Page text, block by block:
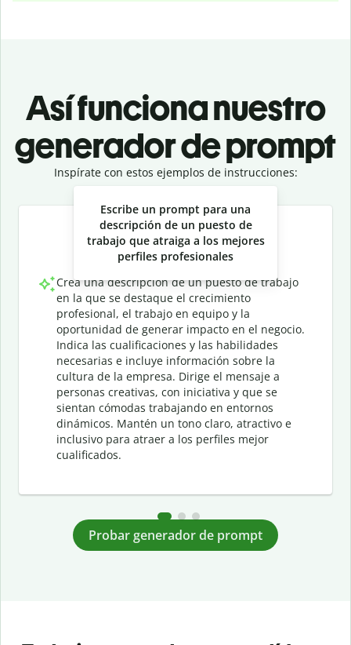
Así funciona nuestro
generador de prompt
Inspírate con estos ejemplos de instrucciones:
Escribe un prompt para una
descripción de un puesto de
trabajo que atraiga a los mejores
perfiles profesionales
Crea una descripción de un puesto de trabajo
en la que se destaque el crecimiento
profesional, el trabajo en equipo y la
oportunidad de generar impacto en el negocio.
Indica las cualificaciones y las habilidades
necesarias e incluye información sobre la
cultura de la empresa. Dirige el mensaje a
personas creativas, con iniciativa y que se
sientan cómodas trabajando en entornos
dinámicos. Mantén un tono claro, atractivo e
inclusivo para atraer a los perfiles mejor
cualificados.
Probar generador de prompt